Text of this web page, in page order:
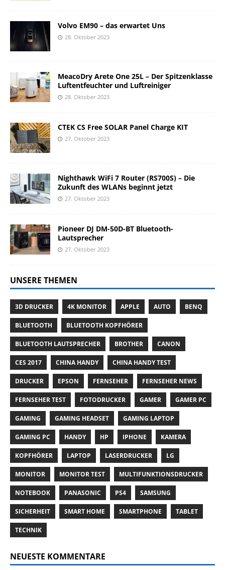
Volvo EM90 – das erwartet Uns
28. Oktober 2023
MeacoDry Arete One 25L – Der Spitzenklasse
Luftentfeuchter und Luftreiniger
28. Oktober 2023
CTEK CS Free SOLAR Panel Charge KIT
27. Oktober 2023
Nighthawk WiFi 7 Router (RS700S) – Die
Zukunft des WLANs beginnt jetzt
27. Oktober 2023
Pioneer DJ DM-50D-BT Bluetooth-
Lautsprecher
27. Oktober 2023
UNSERE THEMEN
3D DRUCKER 4K MONITOR APPLE AUTO BENQ
BLUETOOTH BLUETOOTH KOPFHÖRER
BLUETOOTH LAUTSPRECHER BROTHER CANON
CES 2017 CHINA HANDY CHINA HANDY TEST
DRUCKER EPSON FERNSEHER FERNSEHER NEWS
FERNSEHER TEST FOTODRUCKER GAMER GAMER PC
GAMING GAMING HEADSET GAMING LAPTOP
GAMING PC HANDY HP IPHONE KAMERA
KOPFHÖRER LAPTOP LASERDRUCKER LG
MONITOR MONITOR TEST MULTIFUNKTIONSDRUCKER
NOTEBOOK PANASONIC PS4 SAMSUNG
SICHERHEIT SMART HOME SMARTPHONE TABLET
TECHNIK
NEUESTE KOMMENTARE